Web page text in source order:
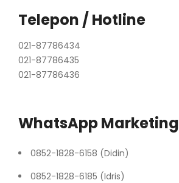
Telepon / Hotline
021-87786434
021-87786435
021-87786436
WhatsApp Marketing
0852-1828-6158 (Didin)
0852-1828-6185 (Idris)